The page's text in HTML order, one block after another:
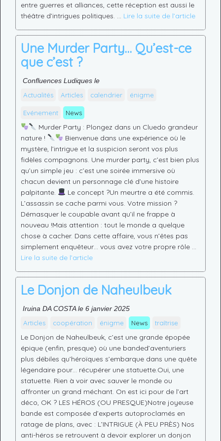
entre guerres et alliances, cette réception est aussi le
théâtre d’intrigues politiques. … Lire la suite de l’article
Une Murder Party… Qu’est-ce
que c’est ?
Confluences Ludiques le
Actualités
Articles calendrier énigme
Evénement News
Murder Party : Plongez dans un Cluedo grandeur
nature !
Bienvenue dans une expérience où le
mystère, l’intrigue et la suspicion seront vos plus
fidèles compagnons. Une murder party, c’est bien plus
qu’un simple jeu : c’est une soirée immersive où
chacun devient un personnage clé d’une histoire
palpitante.
Le concept ?Un meurtre a été commis.
L’assassin se cache parmi vous. Votre mission ?
Démasquer le coupable avant qu’il ne frappe à
nouveau !Mais attention : tout le monde a quelque
chose à cacher. Dans cette affaire, vous n’êtes pas
simplement enquêteur… vous avez votre propre rôle …
Lire la suite de l’article
Le Donjon de Naheulbeuk
Iruina DA COSTA le 6 janvier 2025
Articles
coopération énigme News traîtrise
Le Donjon de Naheulbeuk, c’est une grande épopée
épique (enfin, presque) où une banded’aventuriers
plus débiles qu’héroïques s’embarque dans une quête
légendaire pour… récupérer une statuette.Oui, une
statuette. Rien à voir avec sauver le monde ou
affronter un grand méchant. On est ici pour de l’art
déco, OK ? LES HÉROS (OU PRESQUE)Notre joyeuse
bande est composée d’experts autoproclamés en
ratage de plans, avec : L’INTRIGUE (À PEU PRÈS) Nos
anti-héros se retrouvent à devoir explorer un donjon